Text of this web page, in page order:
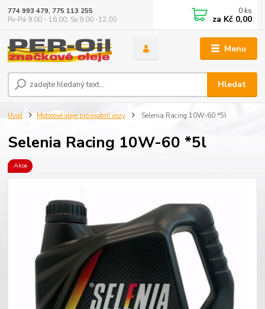
Menu
Hledat
774 993 479, 775 113 255
Po-Pá 9.00 - 16.00, So 9.00 -12.00
0 ks
za Kč 0,00
Úvod Motorové oleje pro osobní vozy Selenia Racing 10W-60 *5l
Selenia Racing 10W-60 *5l
Akce